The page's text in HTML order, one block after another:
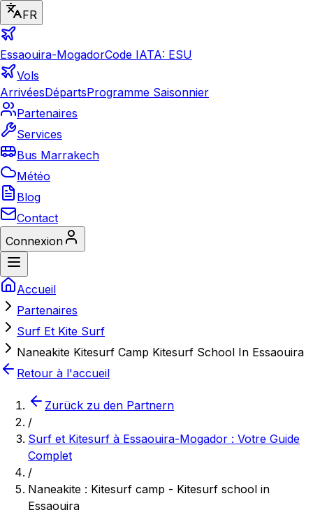
FR
Essaouira-MogadorCode IATA: ESU
Vols
ArrivéesDépartsProgramme Saisonnier
Partenaires
Services
Bus Marrakech
Météo
Blog
Contact
Connexion
Accueil
Partenaires
Surf Et Kite Surf
Naneakite Kitesurf Camp Kitesurf School In Essaouira
Retour à l'accueil
Zurück zu den Partnern
/
Surf et Kitesurf à Essaouira-Mogador : Votre Guide
Complet
/
Naneakite : Kitesurf camp - Kitesurf school in
Essaouira